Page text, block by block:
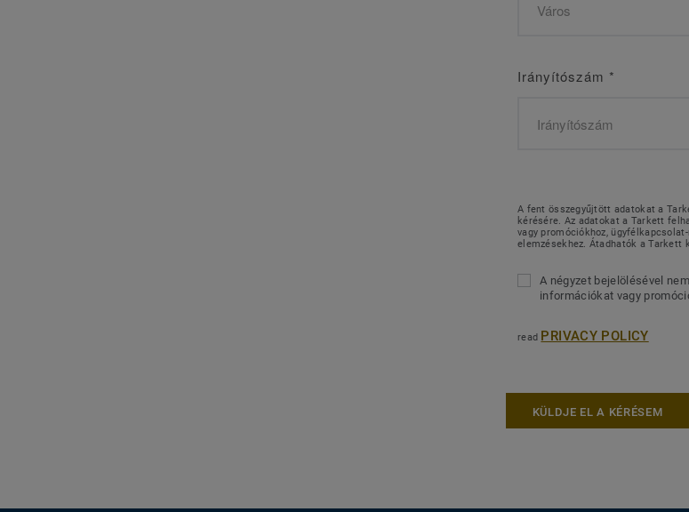
Irányítószám *
A fent összegyűjtött adatokat a
kérésére. Az adatokat a Tarkett
vagy promóciókhoz,
elemzésekhez. Átadhatók a Tarkett
A négyzet bejelölésével
információkat vagy
read PRIVACY POLICY
KÜLDJE EL A KÉRÉSEM